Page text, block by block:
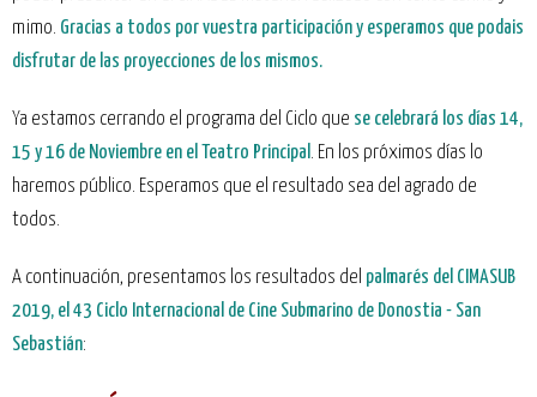
mimo. Gracias a todos por vuestra participación y esperamos que podais
disfrutar de las proyecciones de los mismos.
Ya estamos cerrando el programa del Ciclo que se celebrará los días 14,
15 y 16 de Noviembre en el Teatro Principal . En los próximos días lo
haremos público. Esperamos que el resultado sea del agrado de
todos.
A continuación, presentamos los resultados del palmarés del CIMASUB
2019, el 43 Ciclo Internacional de Cine Submarino de Donostia - San
Sebastián: